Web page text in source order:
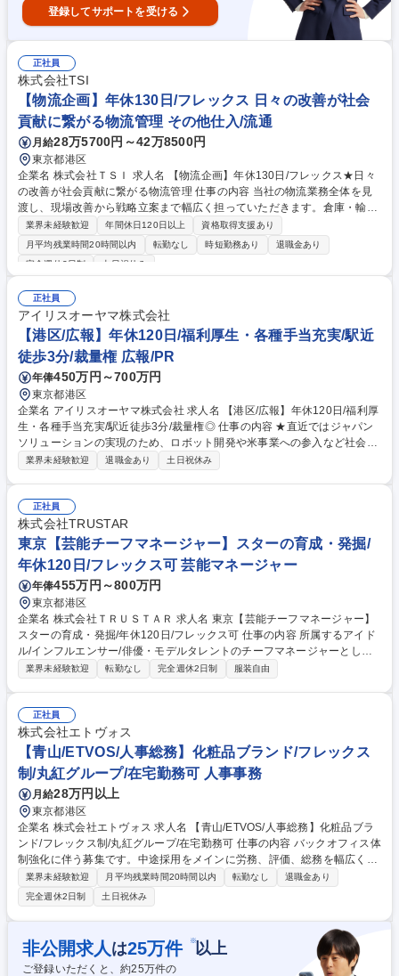
登録してサポートを受ける
正社員
株式会社TSI
【物流企画】年休130日/フレックス 日々の改善が社会
貢献に繋がる物流管理 その他仕入/流通
月給28万5700円～42万8500円
東京都港区
企業名 株式会社ＴＳＩ 求人名 【物流企画】年休130日/フレックス★日々
の改善が社会貢献に繋がる物流管理 仕事の内容 当社の物流業務全体を見
渡し、現場改善から戦略立案まで幅広く担っていただきます。倉庫・輸配
送・在庫管理の最適化を進めるため、データ分析で課題を見つけ出し、改
善策を実行に移すことがミッションです。 ・アパレル事業会社の物流管理
全般 ・在庫管理、入出庫・輸配送業務の分析及び改善 ・データ分析に基
・物流システムの構築/改善/設計/導入 ・海外物流（保税園区を活用した物
流荷役）管理 募集職種 【物流企画】年休130日/フレックス★日々の改善
が社会貢献に繋がる物流管理
業界未経験歓迎 年間休日120日以上
資格取得支援あり
月平均残業時間20時間以内
転勤なし 時短勤務あり
退職金あり
完全週休2日制
土日祝休み
正社員
アイリスオーヤマ株式会社
【港区/広報】年休120日/福利厚生・各種手当充実/駅近
徒歩3分/裁量権 広報/PR
年俸450万円～700万円
東京都港区
企業名 アイリスオーヤマ株式会社 求人名 【港区/広報】年休120日/福利厚
生・各種手当充実/駅近徒歩3分/裁量権◎ 仕事の内容 ★直近ではジャパン
ソリューションの実現のため、ロボット開発や米事業への参入など社会課
題の解決にも真摯に取り組んでいます。各種手当・福利厚生が充実してお
析・対策立案 ・事故,不祥事,自然災害等の緊急時における社内外対応(危機
広報対応) ・報道機関とのリレーション構築、記者対応 ・各部門と連携し
た危機管理マニュアルの整備,運用 ・平時のリスク情報収集およびモニタ
リング、定期的なシナリオ訓練の実施 ・社内向け広報(従業員向けの情報
発信・教育)によるリスク意識向上、等 募集職種 【港区/広報】年休120日/
福利厚生・各種手当充実/駅近徒歩3分/裁量権◎
業界未経験歓迎 退職金あり 土日祝休み
正社員
株式会社TRUSTAR
東京【芸能チーフマネージャー】スターの育成・発掘/
年休120日/フレックス可 芸能マネージャー
年俸455万円～800万円
東京都港区
企業名 株式会社ＴＲＵＳＴＡＲ 求人名 東京【芸能チーフマネージャー】
スターの育成・発掘/年休120日/フレックス可 仕事の内容 所属するアイド
ル/インフルエンサー/俳優・モデルタレントのチーフマネージャーとし
て、アイドルを含む芸能タレントのマネジメント業務全般、現場対応や各
への送迎及び立会い■メディア出演のアレンジ,PR活動のサポート■各種イ
ベント計画,制作,運営管理,収支管理■プロデューサーやスタイリストなど
関係者対応■タレントのケアとキャリア発展のサポート■公式SNS等の情報
発信ツールの管理 等 募集職種 東京【芸能チーフマネージャー】スターの
育成・発掘/年休120日/フレックス可
業界未経験歓迎 転勤なし 完全週休2日制 服装自由
正社員
株式会社エトヴォス
【青山/ETVOS/人事総務】化粧品ブランド/フレックス
制/丸紅グループ/在宅勤務可 人事事務
月給28万円以上
東京都港区
企業名 株式会社エトヴォス 求人名 【青山/ETVOS/人事総務】化粧品ブラ
ンド/フレックス制/丸紅グループ/在宅勤務可 仕事の内容 バックオフィス体
制強化に伴う募集です。中途採用をメインに労務、評価、総務を幅広くお
任せします。大阪本社と密に連携し、社員一人ひとりがポテンシャルを発
揮できる環境づくりを担う重要な役割をお任せします。 ・採用：オフィス
職・美容部員の中途採用、採用ブランディング ・評価・育成：評価制度運
用や改定提案、各種研修企画 ・給与労務：労務管理体制の統括、効率化
・総務：オフィス環境整備、福利厚生企画 【魅力】裁量大きく組織構築に
携われます。成果によりマネージャーへの昇格も可能！週2日の在宅勤
務・フレックスで柔軟に働けます。 募集職種 【青山/ETVOS/人事総務】
業界未経験歓迎 月平均残業時間20時間以内 転勤なし
退職金あり
完全週休2日制
土日祝休み
非公開求人 は25万件 ※以上
ご登録いただくと、約25万件の